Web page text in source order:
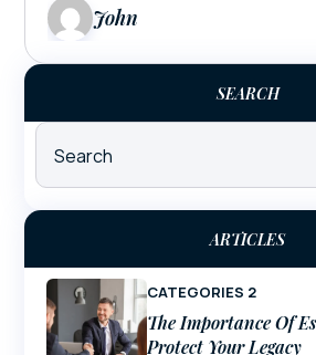
John
SEARCH
ARTICLES
The Importance Of
Protect Your Legacy
CATEGORIES 2